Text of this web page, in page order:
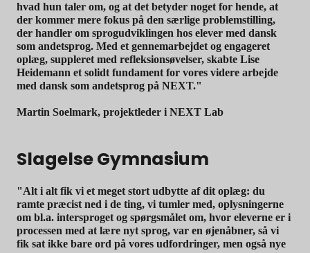
hvad hun taler om, og at det betyder noget for hende, at
der kommer mere fokus på den særlige problemstilling,
der handler om sprogudviklingen hos elever med dansk
som andetsprog. Med et gennemarbejdet og engageret
oplæg, suppleret med refleksionsøvelser, skabte Lise
Heidemann et solidt fundament for vores videre arbejde
med dansk som andetsprog på NEXT."
Martin Soelmark, projektleder i NEXT Lab
Slagelse Gymnasium
"Alt i alt fik vi et meget stort udbytte af dit oplæg: du
ramte præcist ned i de ting, vi tumler med, oplysningerne
om bl.a. intersproget og spørgsmålet om, hvor eleverne er i
processen med at lære nyt sprog, var en øjenåbner, så vi
fik sat ikke bare ord på vores udfordringer, men også nye